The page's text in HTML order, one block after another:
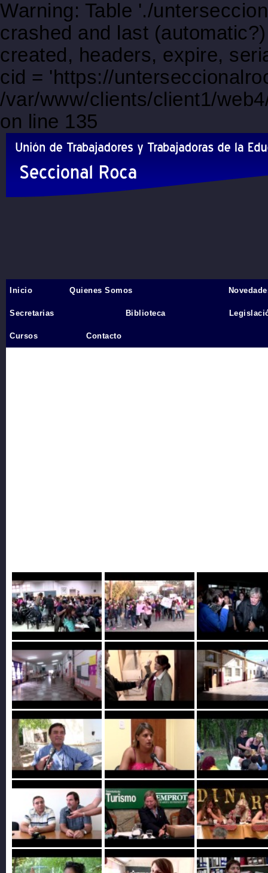
Warning: Table './
crashed and last
created, headers, expire,
cid = 'https://
/var/www/clients/client1/
on line 135
Inicio
Inicio Quienes Somos
Secretarias Biblioteca
Cursos Contacto